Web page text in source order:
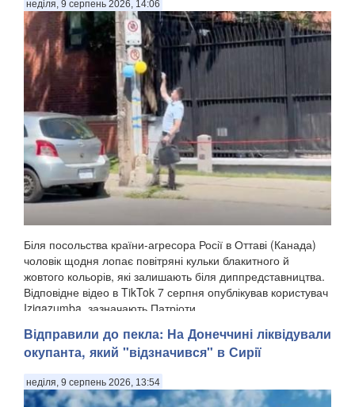
неділя, 9 серпень 2026, 14:06
Біля посольства країни-агресора Росії в Оттаві (Канада)
чоловік щодня лопає повітряні кульки блакитного й
жовтого кольорів, які залишають біля диппредставництва.
Відповідне відео в TikTok 7 серпня опублікував користувач
Izigazumba, зазначають Патріоти ...
Відправили до пекла: На Донеччині ліквідували
окупанта, який "відзначився" в Сирії
неділя, 9 серпень 2026, 13:54